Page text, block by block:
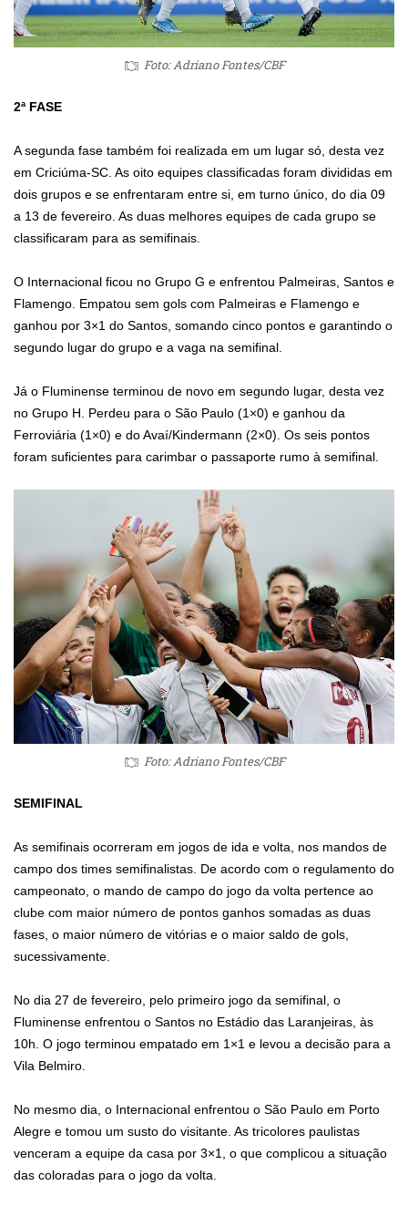
Foto: Adriano Fontes/CBF
2ª FASE
A segunda fase também foi realizada em um lugar só, desta vez
em Criciúma-SC. As oito equipes classificadas foram divididas em
dois grupos e se enfrentaram entre si, em turno único, do dia 09
a 13 de fevereiro. As duas melhores equipes de cada grupo se
classificaram para as semifinais.
O Internacional ficou no Grupo G e enfrentou Palmeiras, Santos e
Flamengo. Empatou sem gols com Palmeiras e Flamengo e
ganhou por 3×1 do Santos, somando cinco pontos e garantindo o
segundo lugar do grupo e a vaga na semifinal.
Já o Fluminense terminou de novo em segundo lugar, desta vez
no Grupo H. Perdeu para o São Paulo (1×0) e ganhou da
Ferroviária (1×0) e do Avaí/Kindermann (2×0). Os seis pontos
foram suficientes para carimbar o passaporte rumo à semifinal.
Foto: Adriano Fontes/CBF
SEMIFINAL
As semifinais ocorreram em jogos de ida e volta, nos mandos de
campo dos times semifinalistas. De acordo com o regulamento do
campeonato, o mando de campo do jogo da volta pertence ao
clube com maior número de pontos ganhos somadas as duas
fases, o maior número de vitórias e o maior saldo de gols,
sucessivamente.
No dia 27 de fevereiro, pelo primeiro jogo da semifinal, o
Fluminense enfrentou o Santos no Estádio das Laranjeiras, às
10h. O jogo terminou empatado em 1×1 e levou a decisão para a
Vila Belmiro.
No mesmo dia, o Internacional enfrentou o São Paulo em Porto
Alegre e tomou um susto do visitante. As tricolores paulistas
venceram a equipe da casa por 3×1, o que complicou a situação
das coloradas para o jogo da volta.